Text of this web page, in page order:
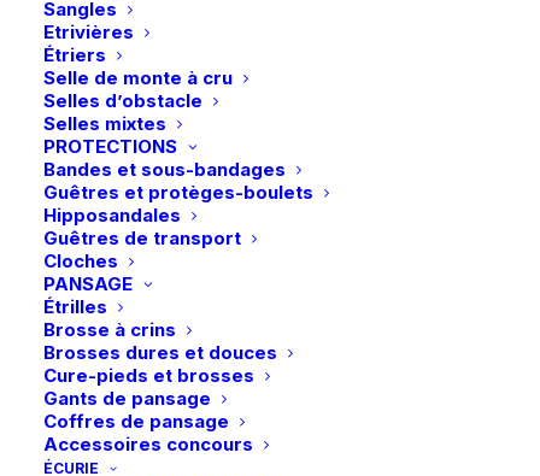
Sangles
Etrivières
Étriers
Selle de monte à cru
Selles d’obstacle
Selles mixtes
PROTECTIONS
Bandes et sous-bandages
Guêtres et protèges-boulets
Hipposandales
Guêtres de transport
Cloches
PANSAGE
Étrilles
Brosse à crins
Brosses dures et douces
Cure-pieds et brosses
Gants de pansage
Coffres de pansage
Accessoires concours
ÉCURIE
Vous aimerez peut-être aussi
Ce
produit
Samshield | Chemise